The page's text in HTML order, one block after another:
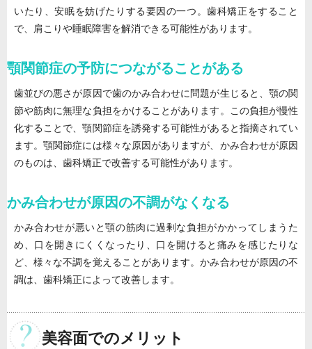
いたり、安眠を妨げたりする要因の一つ。歯科矯正をすること
で、肩こりや睡眠障害を解消できる可能性があります。
顎関節症の予防につながることがある
歯並びの悪さが原因で歯のかみ合わせに問題が生じると、顎の関
節や筋肉に無理な負担をかけることがあります。この負担が慢性
化することで、顎関節症を誘発する可能性があると指摘されてい
ます。顎関節症には様々な原因がありますが、かみ合わせが原因
のものは、歯科矯正で改善する可能性があります。
かみ合わせが原因の不調がなくなる
かみ合わせが悪いと顎の筋肉に過剰な負担がかかってしまうた
め、口を開きにくくなったり、口を開けると痛みを感じたりな
ど、様々な不調を覚えることがあります。かみ合わせが原因の不
調は、歯科矯正によって改善します。
美容面でのメリット